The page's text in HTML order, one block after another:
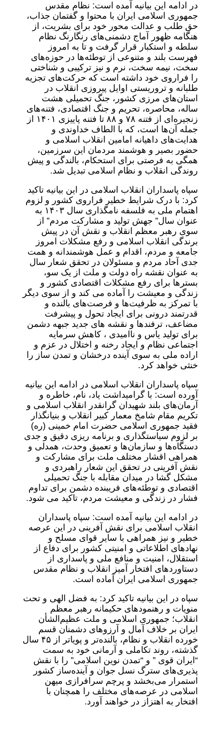
در ادامه این بیانیه آمده است: نظام مقدس
جمهوری اسلامی ایران با محتوا و گفتمان جذاب،
حق طلب و عدالت محور خود برای بشریت، از
هنگامه ظهور آماج دشمنی‌های رنگارنگ نظام
سلطه و استکبار قرار گرفت و تا به امروز
فهرست بلند و متنوعی از توطئه‌ها در حوزه‌های
سخت، نیمه سخت، نرم و نیز ترکیبی و شناختی
را فراروی خود داشته است که حرکت‌های تجزیه
طلبانه و تروریستی اوایل پیروزی انقلاب در
استان‌های مرزی کشور، جنگ تحمیلی هشت
ساله، محاصره، تحریم و جنگ اقتصادی، فتنه‌های
زنجیره‌ای از فتنه ۷۸ و ۸۸ تا فتنه پاییزی ۱۴۰۱ از
جمله آن‌ها است، که با الطاف خداوندی و
هدایت‌های داهیانه امامین انقلاب اسلامی و
حضور بصیر و هوشمند مردمان این سرزمین،
همگی به فرصتی برای استحکام، بالندگی و پیش
روندگی انقلاب و نظام اسلامی تبدیل شد.
سپاه پاسداران انقلاب اسلامی در این بیانیه تاکید
کرد: با درک شرایط خطیر فراروی کشور و لزوم
اهتمام ملی به فلسفه نامگذاری سال ۱۴۰۳ به
عنوان سال” جهش تولید و مشارکت مردم” از
سوی رهبر معظم انقلاب و نقش آن در پیش
برندگی انقلاب اسلامی و رفع مشکلات امروز
جامعه و مردم، اقدام و عمل هوشمندانه و همت
جدی آحاد مردم و مسئولان در تحقق شعار سال
به عنوان نقشه راه دولت و ملت از یک سو،
بسترها برای رفع مشکلات اقتصادی کشور و
زندگی و معیشت را آماده می کند و از سوی دیگر
با تمرکز به ظرفیت‌ها و فرصت‌های بالنده و
قدرتمند درونی برای ایجاد تحول و پیشرفت
مضاعف، ترفندها و نقشه های جدید جبهه دشمن
برای تولید یاس و ناامیدی ، کاهش سرمایه
اجتماعی نظام و ایجاد رخنه و اختلال در عزم و
اراده ملی به سوی آینده درخشان و تمدن ساز را
خنثی خواهد کرد.
سپاه پاسداران انقلاب اسلامی در ادامه این بیانیه
آورده است: با گرامیداشت یاد، نام، خاطره و
آرمان‌های بلند شهیدان گرانقدر انقلاب اسلامی و
تکریم مقام شامخ معمار کبیر انقلاب و بنیانگذار
فقید جمهوری اسلامی حضرت امام خمینی (ره)
بر لزوم سیاستگذاری و برنامه ریزی دقیق و جدی
دستگاه‌ها و سازمان‌ها و تعمیق وحدت، همدلی و
همراهی اقشار مختلف ملت برای مشارکت و
نقش آفرینی در تحقق این شعار راهبردی و
مشکل گشا در میدان مقابله با جنگ تحمیلی
اقتصادی و توطئه‌های فریبنده دشمن برای تداوم
فشار در زندگی و معیشت مردم، تاکید می شود.
در ادامه این بیانیه آمده است: سپاه پاسداران
انقلاب اسلامی برای نقش آفرینی در این عرصه
خطیر و نیز همراهی با سایر قوای مسلح و
نهادهای اطلاعاتی و امنیتی کشور برای دفاع از
استقلال، امنیت و منافع ملی و پاسداری از
دستاوردهای افتخار آمیز انقلاب و نظام مقدس
جمهوری اسلامی ایران آماده است.
سپاه در این بیانیه تاکید کرد: به فضل الهی و تحت
منویات و رهنمودهای حکیمانه رهبر معظم
انقلاب؛ جمهوری اسلامی و ملت عظیم‌الشأن
ایران بر خلاف آمال و آرزوهای دشمنان قسم
خورده انقلاب و نظام، بالنده‌تر و پویاتر از ۴۵ سال
گذشته، روند تکاملی و آرمانی خود به سمت
“ایران قوی ” و “تمدن‌ نوین اسلامی” را با نقش
پذیری‌های سترگ نسل جوان و آینده‌ساز کشور
استمرار می‌بخشد و پرچم سرافرازی میهن
اسلامی در عرصه‌های مختلف را همچنان با
افتخار به اهتزاز در خواهند آورد.